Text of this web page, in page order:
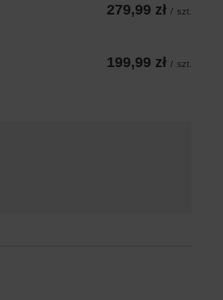
279,99 zł / szt.
199,99 zł / szt.